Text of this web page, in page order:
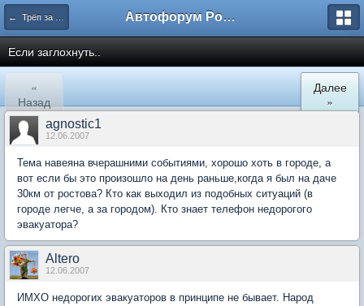
← Трёп за машины Автофорум Ростова-на-Дону
Если заглохнуть..
«
Назад
Далее
»
agnostic1
12.06.2007
Тема навеяна вчерашними событиями, хорошо хоть в городе, а
вот если бы это произошло на день раньше,когда я был на даче
30км от ростова? Кто как выходил из подобных ситуаций (в
городе легче, а за городом). Кто знает телефон недорогого
эвакуатора?
Altero
12.06.2007
ИМХО недорогих эвакуаторов в принципе не бывает. Народ